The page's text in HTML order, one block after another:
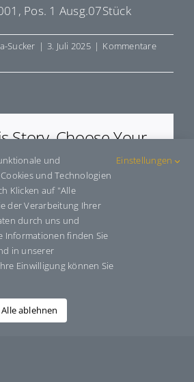
Pos. 1 Ausg.07Stück
Sucker | 3. Juli 2025 | Kommentare
Story, Choose Your
Platform!
WhatsAppTelegram
E-
Mail
Grafik-Design-Jutta-Sucker
und
und Technologien
Klicken auf "Alle
der Verarbeitung Ihrer
durch uns und
Informationen finden Sie
in unserer
Einwilligung können Sie
Einstellungen
Alle ablehnen